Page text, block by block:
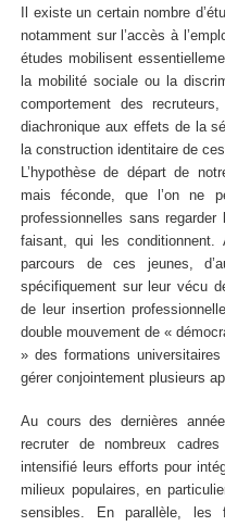
Il existe un certain nombre
notamment sur l’accès à
études mobilisent
la mobilité sociale ou la
comportement des
diachronique aux effets de la
la construction identitaire de
L’hypothèse de départ de
mais féconde, que l’on ne
professionnelles sans
faisant, qui les
parcours de ces jeunes,
spécifiquement sur leur vécu
de leur insertion
double mouvement de «
» des formations
gérer conjointement plusieurs
Au cours des dernières
recruter de nombreux
intensifié leurs efforts pour
milieux populaires, en
sensibles. En parallèle, les